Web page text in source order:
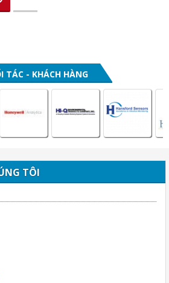
- KHÁCH HÀNG
TÔI